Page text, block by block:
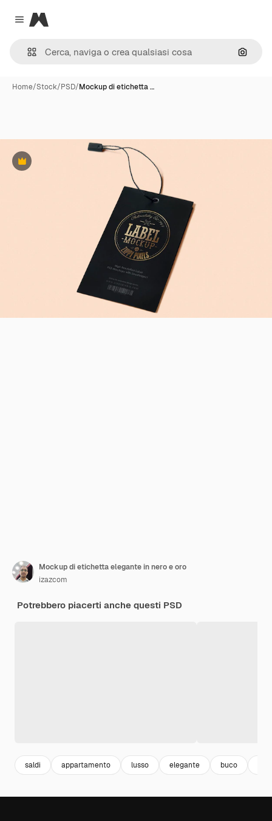
Close menu
Magnific
Cerca
Home/Stock/PSD/Mockup di etichetta …
Premium
Mockup di etichetta elegante in nero e oro
izazcom
Potrebbero piacerti anche questi PSD
saldi appartamento lusso elegante buco